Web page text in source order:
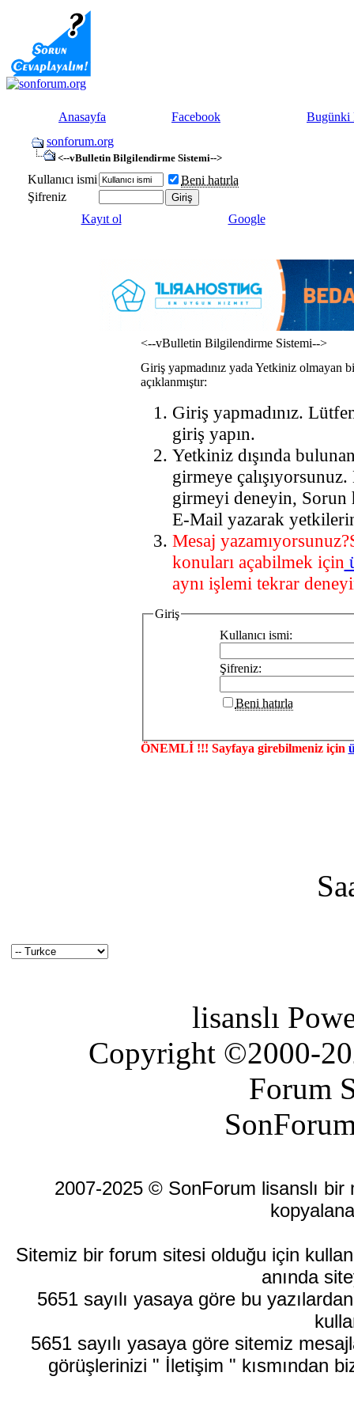
Anasayfa Facebook
Bugünki
sonforum.org
<--vBulletin Bilgilendirme Sistemi-->
Kullanıcı ismi
Beni hatırla
Şifreniz
Kayıt ol
Google
<--vBulletin Bilgilendirme Sistemi-->
Giriş yapmadınız yada Yetkiniz olmayan
açıklanmıştır:
Giriş yapmadınız.
giriş yapın.
Yetkiniz dışında
girmeye
girmeyi deneyin, Sorun
E-Mail yazarak
Mesaj
konuları açabilmek için
aynı işlemi tekrar
Giriş
Kullanıcı ismi:
Şifreniz:
Beni hatırla
ÖNEMLİ !!! Sayfaya girebilmeniz için
lisanslı
Copyright ©2000-
Forum
2007-2025 © SonForum lisanslı bir
Sitemiz bir forum sitesi olduğu için
anında
5651 sayılı yasaya göre bu
5651 sayılı yasaya göre sitemiz
görüşlerinizi " İletişim " kısmından